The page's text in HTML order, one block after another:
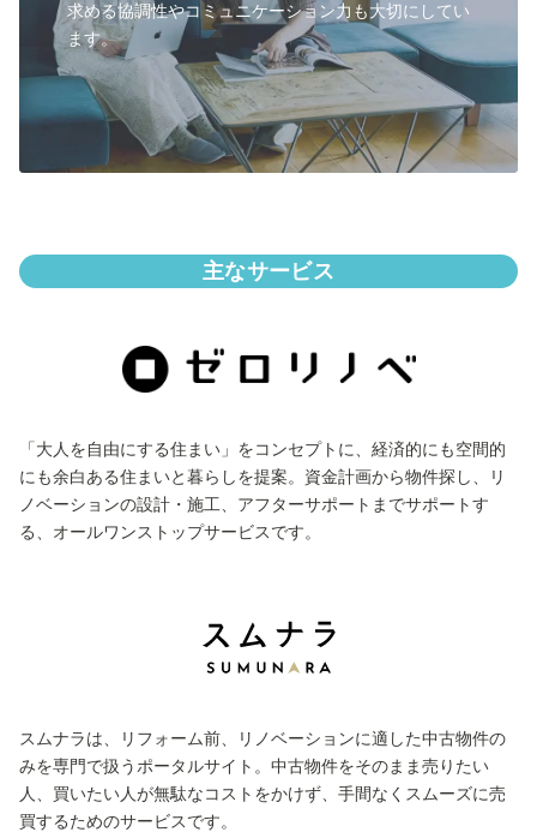
求める協調性やコミュニケーション力も大切にしてい
ます。
主なサービス
「大人を自由にする住まい」をコンセプトに、経済的にも空間的
にも余白ある住まいと暮らしを提案。資金計画から物件探し、リ
ノベーションの設計・施工、アフターサポートまでサポートす
る、オールワンストップサービスです。
スムナラは、リフォーム前、リノベーションに適した中古物件の
みを専門で扱うポータルサイト。中古物件をそのまま売りたい
人、買いたい人が無駄なコストをかけず、手間なくスムーズに売
買するためのサービスです。